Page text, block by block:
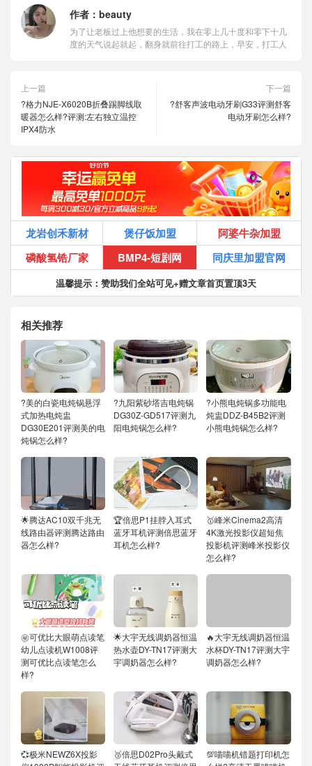
作者： beauty
为了让老板过上他想要的生活，我在零上几十度和零下十几
度的天气说起就起，翻身就前往打工的路上，早安，打工人
上一篇
?格力NJE-X6020B折叠踢脚线取
暖器怎么样?评测:左右独立温控
IPX4防水
下一篇
?舒客声波电动牙刷G33评测舒客
电动牙刷怎么样?
龙岩创禾新材 煲仔饭加盟
阿婆牛杂加盟
磷酸氢锆厂家
BMP4-短剧网 同庆里加盟官网
温馨提示：赞助我们全站可见+赠文章首页置顶3天
相关推荐
?美的白瓷电炖锅悬浮
式加热电炖盅
DG30E201评测美的电
炖锅怎么样?
?九阳紫砂塔吉电炖锅
DG30Z-GD517评测九
阳电炖锅怎么样?
?小熊电炖锅多功能电
炖盅DDZ-B45B2评测
小熊电炖锅怎么样?
🌟腾达AC10双千兆无
线路由器评测腾达路由
器怎么样?
🏆倍思P1挂脖入耳式
蓝牙耳机评测倍思蓝牙
耳机怎么样?
🥇峰米Cinema2高清
4K激光投影仪超短焦
投影机评测峰米投影仪
怎么样?
㊙️可优比大眼萌点读笔
幼儿点读机W1008评
测可优比点读笔怎么
样?
🌟大宇无线调奶器恒温
热水壶DY-TN17评测大
宇调奶器怎么样?
🔥大宇无线调奶器恒温
水杯DY-TN17评测大宇
调奶器怎么样?
💞极米NEWZ6X投影
🥉倍思D02Pro头戴式
💯喵喵机错题打印机怎